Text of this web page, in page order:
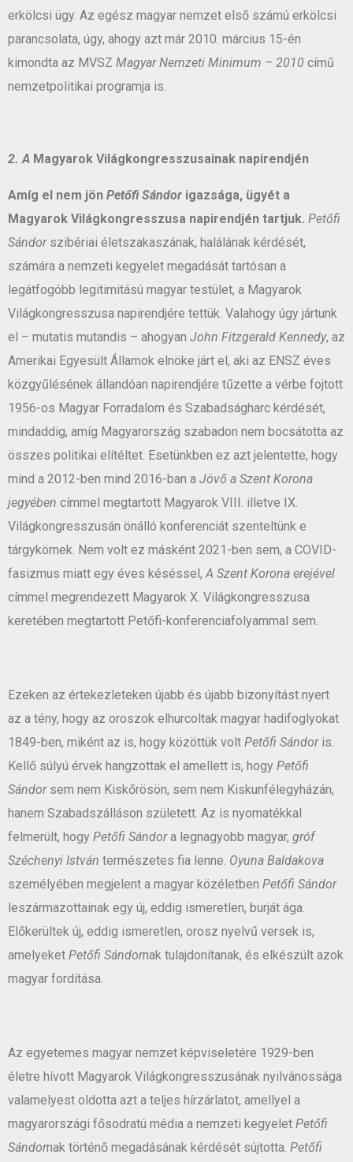
erkölcsi ügy. Az egész magyar nemzet első számú erkölcsi
parancsolata, úgy, ahogy azt már 2010. március 15-én
kimondta az MVSZ Magyar Nemzeti Minimum – 2010 című
nemzetpolitikai programja is.
2. A Magyarok Világkongresszusainak napirendjén
Amíg el nem jön Petőfi Sándor igazsága, ügyét a
Magyarok Világkongresszusa napirendjén tartjuk. Petőfi
Sándor szibériai életszakaszának, halálának kérdését,
számára a nemzeti kegyelet megadását tartósan a
legátfogóbb legitimitású magyar testület, a Magyarok
Világkongresszusa napirendjére tettük. Valahogy úgy jártunk
el – mutatis mutandis – ahogyan John Fitzgerald Kennedy, az
Amerikai Egyesült Államok elnöke járt el, aki az ENSZ éves
közgyűlésének állandóan napirendjére tűzette a vérbe fojtott
1956-os Magyar Forradalom és Szabadságharc kérdését,
mindaddig, amíg Magyarország szabadon nem bocsátotta az
összes politikai elítéltet. Esetünkben ez azt jelentette, hogy
mind a 2012-ben mind 2016-ban a Jövő a Szent Korona
jegyében címmel megtartott Magyarok VIII. illetve IX.
Világkongresszusán önálló konferenciát szenteltünk e
tárgykörnek. Nem volt ez másként 2021-ben sem, a COVID-
fasizmus miatt egy éves késéssel, A Szent Korona erejével
címmel megrendezett Magyarok X. Világkongresszusa
keretében megtartott Petőfi-konferenciafolyammal sem.
Ezeken az értekezleteken újabb és újabb bizonyítást nyert
az a tény, hogy az oroszok elhurcoltak magyar hadifoglyokat
1849-ben, miként az is, hogy közöttük volt Petőfi Sándor is.
Kellő súlyú érvek hangzottak el amellett is, hogy Petőfi
Sándor sem nem Kiskőrösön, sem nem Kiskunfélegyházán,
hanem Szabadszálláson született. Az is nyomatékkal
felmerült, hogy Petőfi Sándora legnagyobb magyar, gróf
Széchenyi István természetes fia lenne. Oyuna Baldakova
személyében megjelent a magyar közéletben Petőfi Sándor
leszármazottainak egy új, eddig ismeretlen, burját ága.
Előkerültek új, eddig ismeretlen, orosz nyelvű versek is,
amelyeket Petőfi Sándornak tulajdonítanak, és elkészült azok
magyar fordítása.
Az egyetemes magyar nemzet képviseletére 1929-ben
életre hívott Magyarok Világkongresszusának nyilvánossága
valamelyest oldotta azt a teljes hírzárlatot, amellyel a
magyarországi fősodratú média a nemzeti kegyelet Petőfi
Sándornak történő megadásának kérdését sújtotta. Petőfi